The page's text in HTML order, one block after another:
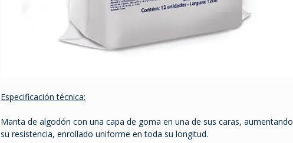
Especificación técnica:
Manta de algodón con una capa de goma en una de sus caras, aumentando
su resistencia, enrollado uniforme en toda su longitud.